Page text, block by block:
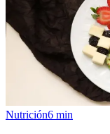
Nutrición6 min